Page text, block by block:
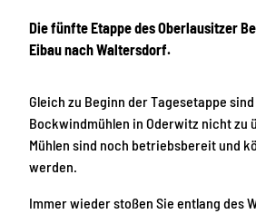
Die fünfte Etappe des Oberlausitzer
Eibau nach Waltersdorf.
Gleich zu Beginn der Tagesetappe
Bockwindmühlen in Oderwitz nicht zu
Mühlen sind noch betriebsbereit und
werden.
Immer wieder stoßen Sie entlang des